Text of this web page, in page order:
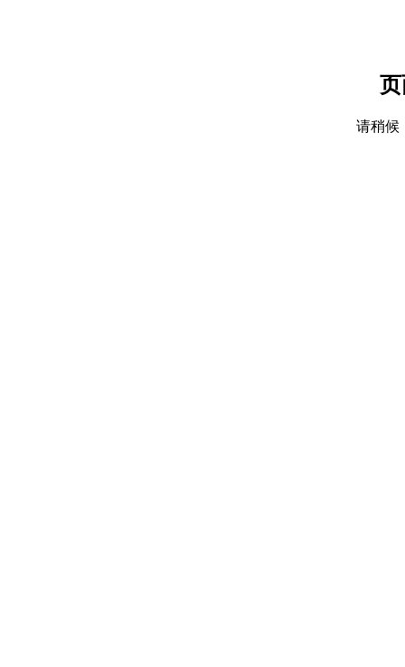
请稍候